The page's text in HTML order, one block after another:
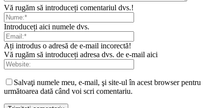
Vă rugăm să introduceți comentariul dvs.!
Introduceți aici numele dvs.
Ați introdus o adresă de e-mail incorectă!
Vă rugăm să introduceți adresa dvs. de e-mail aici
Salvaţi numele meu, e-mail, şi site-ul în acest browser pentru
următoarea dată când voi scri comentariu.